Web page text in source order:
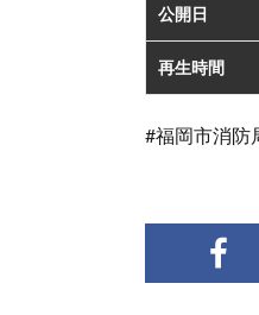
公開日
再生時間
#福岡市消防